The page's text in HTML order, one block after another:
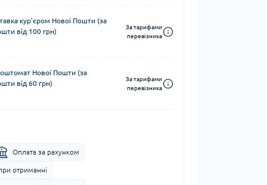
кур'єром Нової Пошти (за
від 100 грн)
За тарифами
перевізника
Нової Пошти (за
від 60 грн)
За тарифами
перевізника
Оплата за рахунком
отриманні